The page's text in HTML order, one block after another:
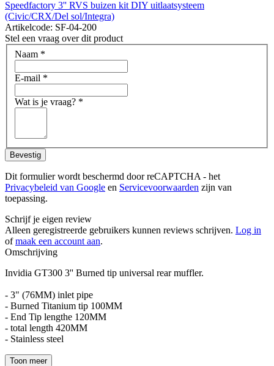
Speedfactory 3'' RVS buizen kit DIY uitlaatsysteem
(Civic/CRX/Del sol/Integra)
Artikelcode: SF-04-200
Stel een vraag over dit product
Naam *
E-mail *
Wat is je vraag? *
Bevestig
Dit formulier wordt beschermd door reCAPTCHA - het
Privacybeleid van Google en Servicevoorwaarden zijn van
toepassing.
Schrijf je eigen review
Alleen geregistreerde gebruikers kunnen reviews schrijven. Log in
ofmaak een account aan.
Omschrijving
Invidia GT300 3'' Burned tip universal rear muffler.
- 3" (76MM) inlet pipe
- Burned Titanium tip 100MM
- End Tip lengthe 120MM
- total length 420MM
- Stainless steel
Toon meer